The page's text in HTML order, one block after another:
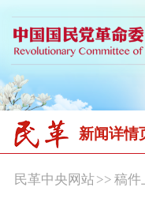
新闻详情
民革中央网站>> 稿件